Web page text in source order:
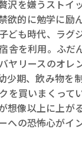
沢を嫌うストイ
欲的に勉学に励
ども時代、ラグ
舎を利用。ふだ
ヤリースのオレ
期、飲み物を
を買いまくって
想像以上に上が
への恐怖心がイ